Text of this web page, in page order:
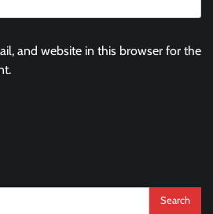
and website in this browser for the